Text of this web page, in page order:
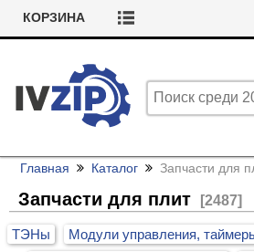
КОРЗИНА
Главная Каталог Запчасти для
Запчасти для плит [2487]
ТЭНы Модули управления,